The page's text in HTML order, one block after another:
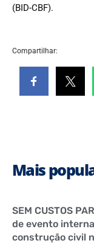
(BID-CBF).
Compartilhar:
Mais
SEM CUSTOS
de evento
construção civil